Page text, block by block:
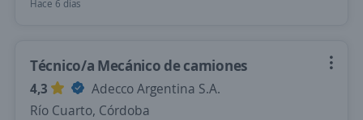
Hace 6 días
Técnico/a Mecánico de camiones
4,3
Adecco Argentina S.A.
Río Cuarto, Córdoba